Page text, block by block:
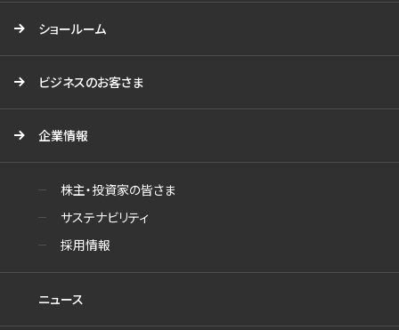
ショールーム
ビジネスのお客さま
企業情報
株主・投資家の皆さま
サステナビリティ
採用情報
ニュース